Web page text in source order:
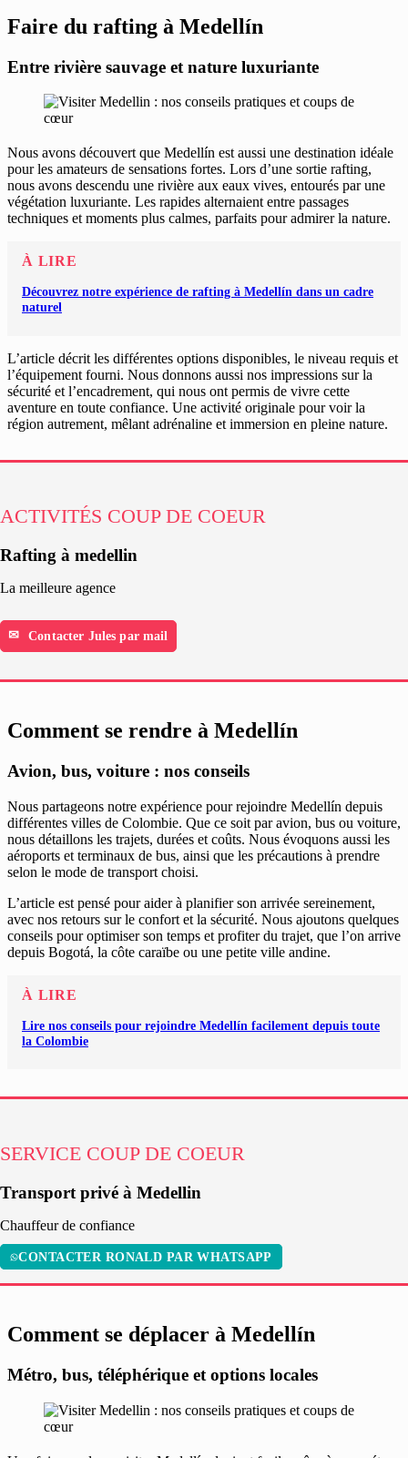
Faire du rafting à Medellín
Entre rivière sauvage et nature luxuriante
Nous avons découvert que Medellín est aussi une destination idéale
pour les amateurs de sensations fortes. Lors d’une sortie rafting,
nous avons descendu une rivière aux eaux vives, entourés par une
végétation luxuriante. Les rapides alternaient entre passages
techniques et moments plus calmes, parfaits pour admirer la nature.
À LIRE
Découvrez notre expérience de rafting à Medellín dans un cadre
naturel
L’article décrit les différentes options disponibles, le niveau requis et
l’équipement fourni. Nous donnons aussi nos impressions sur la
sécurité et l’encadrement, qui nous ont permis de vivre cette
aventure en toute confiance. Une activité originale pour voir la
région autrement, mêlant adrénaline et immersion en pleine nature.
ACTIVITÉS COUP DE COEUR
Rafting à medellin
La meilleure agence
Contacter Jules par mail
Comment se rendre à Medellín
Avion, bus, voiture : nos conseils
Nous partageons notre expérience pour rejoindre Medellín depuis
différentes villes de Colombie. Que ce soit par avion, bus ou voiture,
nous détaillons les trajets, durées et coûts. Nous évoquons aussi les
aéroports et terminaux de bus, ainsi que les précautions à prendre
selon le mode de transport choisi.
L’article est pensé pour aider à planifier son arrivée sereinement,
avec nos retours sur le confort et la sécurité. Nous ajoutons quelques
conseils pour optimiser son temps et profiter du trajet, que l’on arrive
depuis Bogotá, la côte caraïbe ou une petite ville andine.
À LIRE
Lire nos conseils pour rejoindre Medellín facilement depuis toute
la Colombie
SERVICE COUP DE COEUR
Transport privé à Medellin
Chauffeur de confiance
CONTACTER RONALD PAR WHATSAPP
Comment se déplacer à Medellín
Métro, bus, téléphérique et options locales